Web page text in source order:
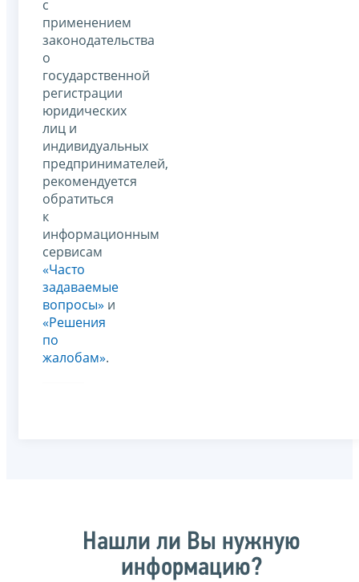
с
применением
законодательства
о
государственной
регистрации
юридических
лиц и
индивидуальных
предпринимателей,
рекомендуется
обратиться
к
информационным
сервисам
«Часто
задаваемые
вопросы» и
«Решения
по
жалобам».
Нашли ли Вы нужную
информацию?